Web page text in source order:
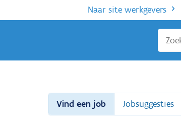
Naar site werkgevers
Sluiten
Vind een job Jobsuggesties